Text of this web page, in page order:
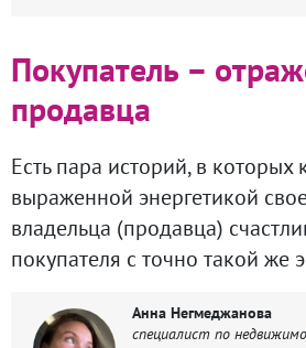
Покупатель –
продавца
Есть пара историй, в которых
выраженной энергетикой
владельца (продавца)
покупателя с точно такой же
Анна Негмеджанова
специалист по